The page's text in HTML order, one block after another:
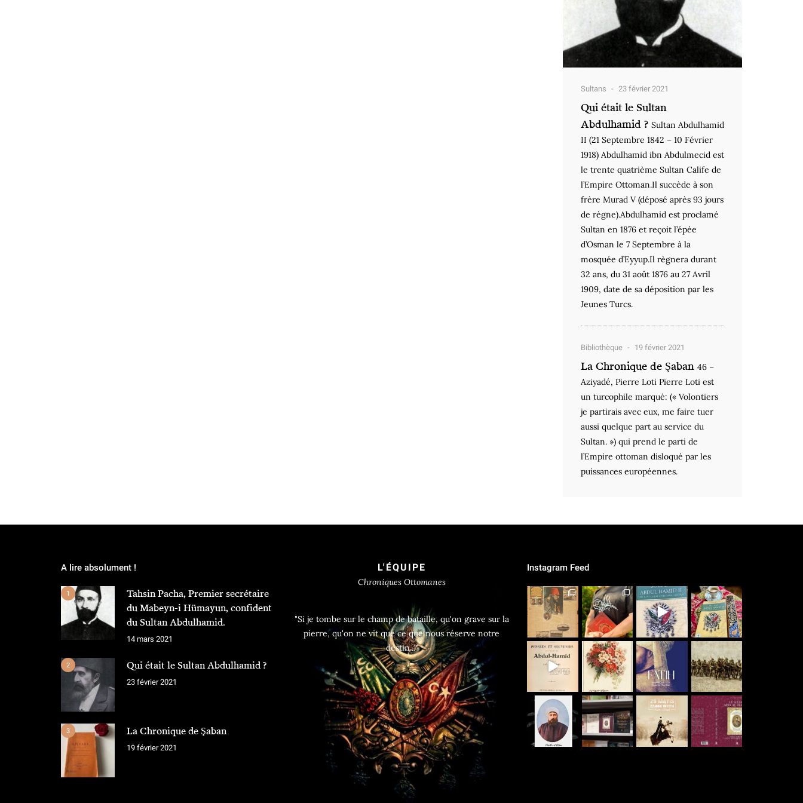
Sultans 23 février 2021
Qui était le Sultan
Abdulhamid ? Sultan Abdulhamid
II (21 Septembre 1842 – 10 Février
1918) Abdulhamid ibn Abdulmecid est
le trente quatrième Sultan Calife de
l’Empire Ottoman.Il succède à son
frère Murad V (déposé après 93 jours
de règne).Abdulhamid est proclamé
Sultan en 1876 et reçoit l’épée
d’Osman le 7 Septembre à la
mosquée d’Eyyup.Il règnera durant
32 ans, du 31 août 1876 au 27 Avril
1909, date de sa déposition par les
Jeunes Turcs.
Bibliothèque 19 février 2021
La Chronique de Şaban 46 –
Aziyadé, Pierre Loti Pierre Loti est
un turcophile marqué: (« Volontiers
je partirais avec eux, me faire tuer
aussi quelque part au service du
Sultan. ») qui prend le parti de
l’Empire ottoman disloqué par les
puissances européennes.
A lire absolument !
1
Tahsin Pacha, Premier secrétaire
du Mabeyn-i Hümayun, confident
du Sultan Abdulhamid.
14 mars 2021
2 Qui était le Sultan Abdulhamid ?
23 février 2021
3 La Chronique de Şaban
19 février 2021
L'ÉQUIPE
Chroniques Ottomanes
"Si je tombe sur le champ de bataille, qu'on grave sur la
pierre, qu'on ne vit que ce que nous réserve notre
destin..."
Instagram Feed